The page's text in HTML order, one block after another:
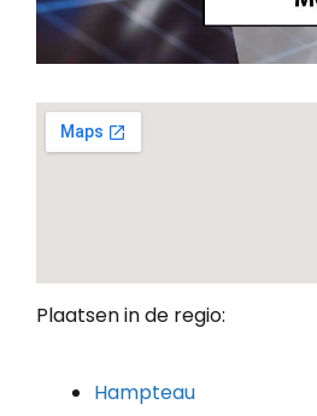
Plaatsen in de regio:
Hampteau